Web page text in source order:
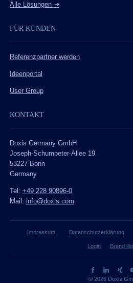
Alle Lösungen ➔
FÜR KUNDEN
Referenzpartner werden
Ideenportal
User Group
KONTAKT
Doxis Germany GmbH
Joseph-Schumpeter-Allee 19
53227 Bonn
Germany
Tel: +49 228 90896-0
Mail: info@doxis.com
Impressum Datenschutzerklärung
Login Brand
© 2026 Doxis